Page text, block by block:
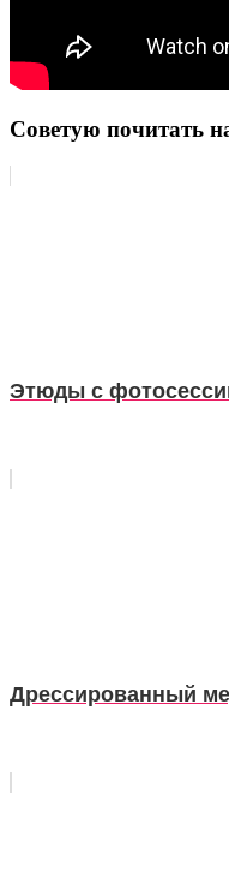
Советую почитать
Этюды с
Дрессированный